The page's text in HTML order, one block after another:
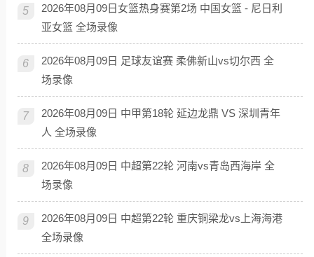
5
2026年08月09日女篮热身赛第2场 中国女篮 - 尼日利
亚女篮 全场录像
6
2026年08月09日 足球友谊赛 柔佛新山vs切尔西 全
场录像
7
2026年08月09日 中甲第18轮 延边龙鼎 VS 深圳青年
人 全场录像
8
2026年08月09日 中超第22轮 河南vs青岛西海岸 全
场录像
9
2026年08月09日 中超第22轮 重庆铜梁龙vs上海海港
全场录像